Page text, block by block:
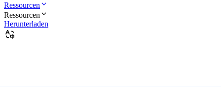
Ressourcen
Ressourcen
Herunterladen